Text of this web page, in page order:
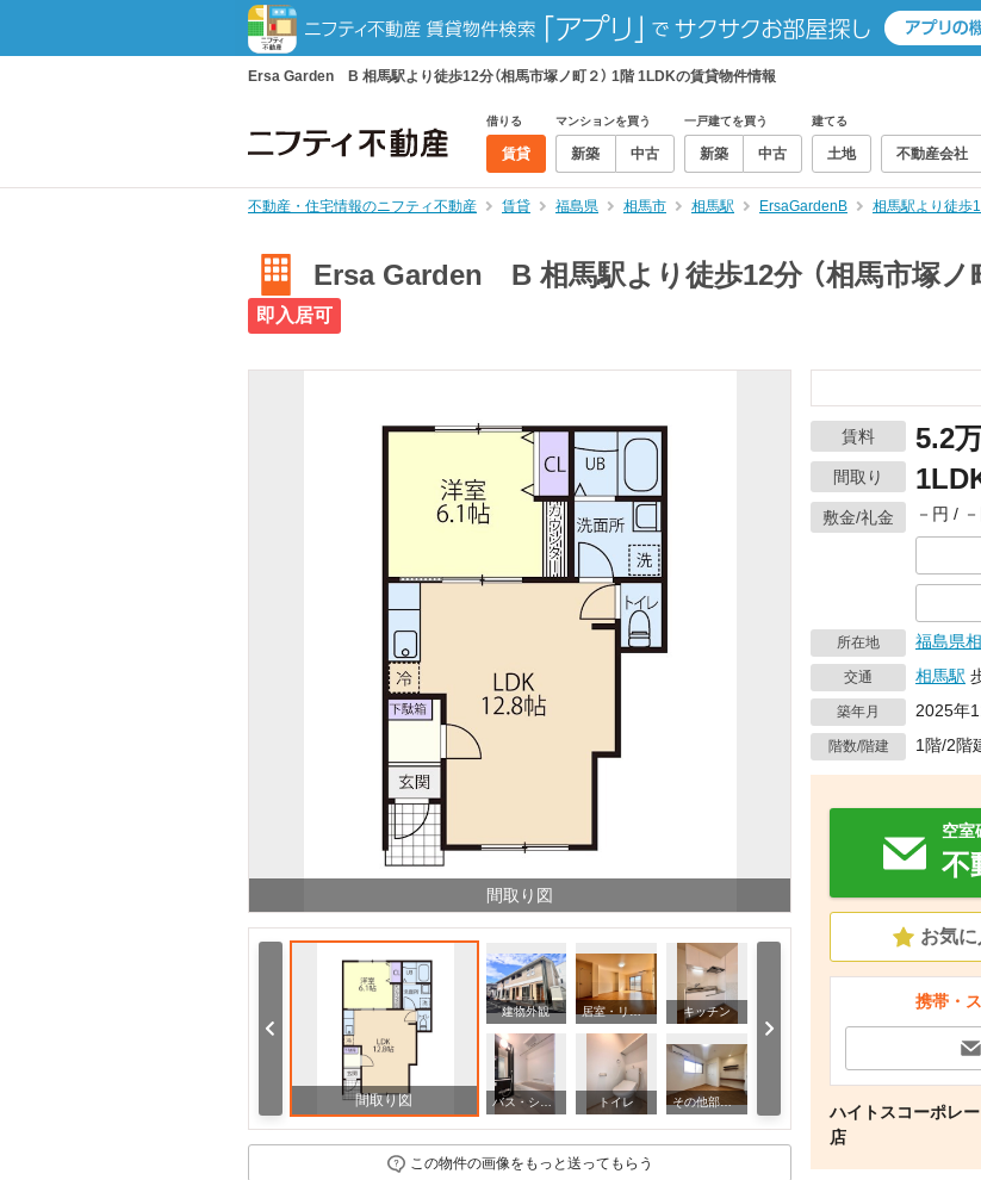
Ersa Garden B 相馬駅より徒歩12分（相馬市塚ノ町２） 1階 1LDKの賃貸物件情報
借りる
賃貸
マンションを買う
新築 中古
一戸建てを買う
新築 中古
建てる
土地 不動産会社
不動産・住宅情報のニフティ不動産 賃貸 福島県 相馬市 相馬駅 ErsaGardenB 相馬駅より徒歩
Ersa Garden B 相馬駅より徒歩12分 （相馬市塚ノ
即入居可
間取り図
間取り図
建物外観 居室・リビング キッチン
トイレ 洗面設備
この物件の画像をもっと送ってもらう
賃料 5.2
間取り
敷金/礼金 －円 /
所在地 福島県
交通 相馬駅
築年月 2025年
階数/階建 1階/2階
空室
不
お気に
携帯・
ハイトスコーポレ
店